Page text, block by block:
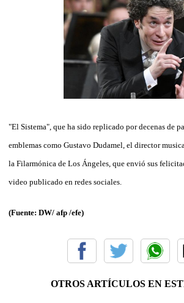
"El Sistema", que ha sido replicado por decenas de
emblemas como Gustavo Dudamel, el director
la Filarmónica de Los Ángeles, que envió sus
video publicado en redes sociales.
(Fuente: DW/ afp /efe)
OTROS ARTÍCULOS EN